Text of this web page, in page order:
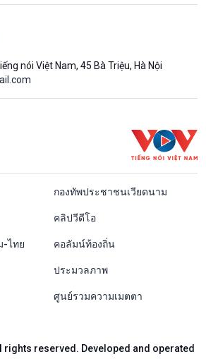
nói Việt Nam, 45 Bà Triệu, Hà Nội
Thái
กองทัพประชาชนเวียดนาม
คลิปวีดีโอ
-ไทย คอลัมน์ท้องถิ่น
ประมวลภาพ
ศูนย์รวมความเมตตา
rights reserved. Developed and operated